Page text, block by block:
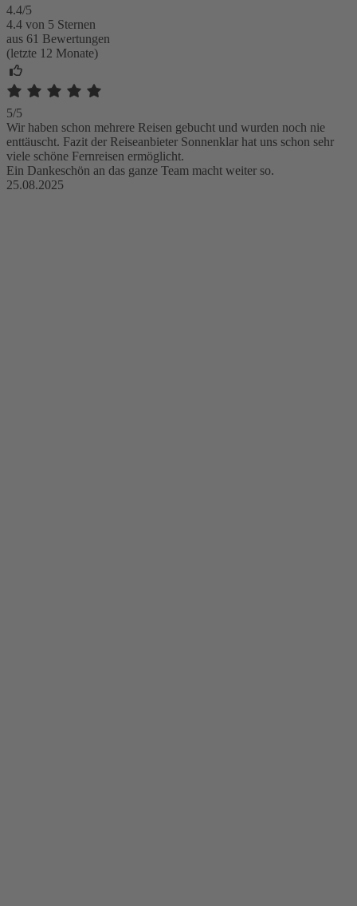
4.4/5
4.4 von 5 Sternen
aus 61 Bewertungen
(letzte 12 Monate)
5/5
Wir haben schon mehrere Reisen gebucht und wurden noch nie
enttäuscht. Fazit der Reiseanbieter Sonnenklar hat uns schon sehr
viele schöne Fernreisen ermöglicht.
Ein Dankeschön an das ganze Team macht weiter so.
25.08.2025